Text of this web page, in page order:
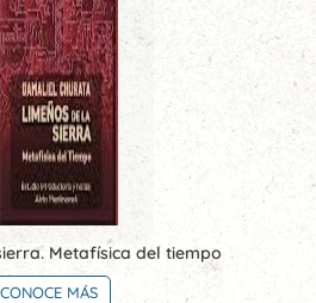
Metafísica del tiempo
CONOCE MÁS